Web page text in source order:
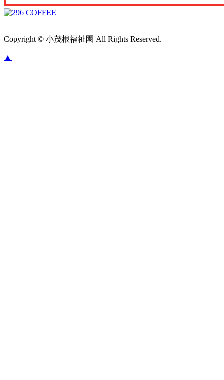
Copyright © 小茂根福祉園 All Rights Reserved.
▲